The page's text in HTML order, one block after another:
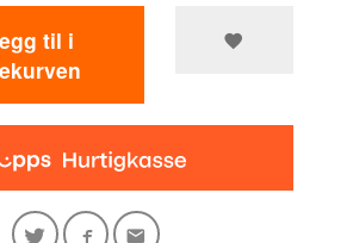
til i